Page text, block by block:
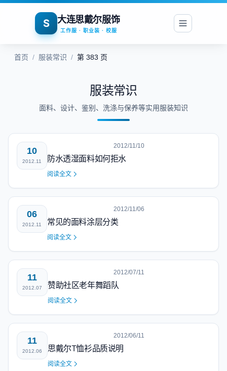
S 大连思戴尔服饰
工作服 · 职业装 · 校服
首页 / 服装常识 / 第 383 页
服装常识
面料、设计、鉴别、洗涤与保养等实用服装知识
10
2012.11
2012/11/10
防水透湿面料如何拒水
阅读全文
06
2012.11
2012/11/06
常见的面料涂层分类
阅读全文
11
2012.07
2012/07/11
赞助社区老年舞蹈队
阅读全文
11
2012.06
2012/06/11
思戴尔T恤衫品质说明
阅读全文